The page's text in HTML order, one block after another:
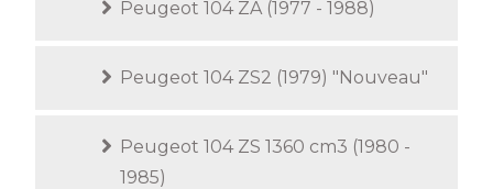
Peugeot 104 ZA (1977 - 1988)
Peugeot 104 ZS2 (1979) "Nouveau"
Peugeot 104 ZS 1360 cm3 (1980 -
1985)